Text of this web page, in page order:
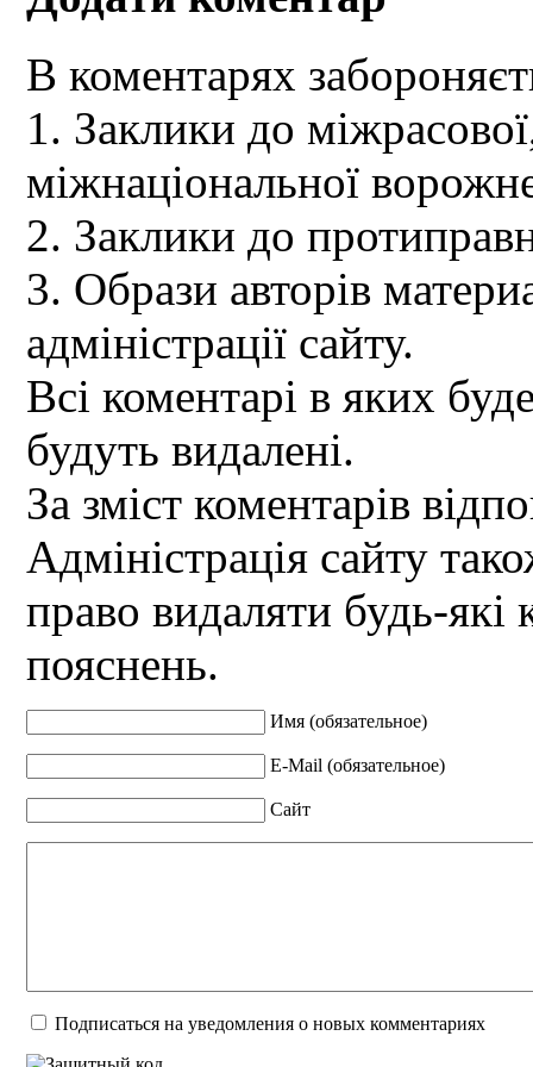
В коментарях
1. Заклики до
міжнаціональної
2. Заклики до
3. Образи авторів
адміністрації сайту.
Всі коментарі в яких
будуть видалені.
За зміст коментарів
Адміністрація сайту
право видаляти будь-які
пояснень.
Имя (обязательное)
E-Mail (обязательное)
Сайт
Подписаться на уведомления о новых комментариях